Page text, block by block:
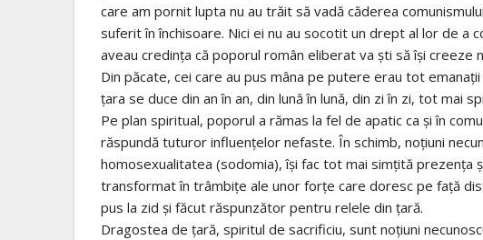
care am pornit lupta nu au trăit să vadă căderea
suferit în închisoare. Nici ei nu au socotit un drept al lor de a
aveau credinţa că poporul român eliberat va şti să îşi creeze
Din păcate, cei care au pus mâna pe putere erau tot
ţara se duce din an în an, din lună în lună, din zi în zi, tot mai
Pe plan spiritual, poporul a rămas la fel de apatic ca şi în
răspundă tuturor influenţelor nefaste. În schimb, noţiuni
homosexualitatea (sodomia), îşi fac tot mai simţită prezenţa
transformat în trâmbiţe ale unor forţe care doresc pe faţă
pus la zid şi făcut răspunzător pentru relele din ţară.
Dragostea de ţară, spiritul de sacrificiu, sunt noţiuni